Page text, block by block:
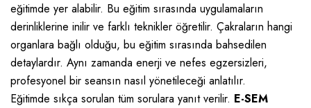
eğitimde yer alabilir. Bu eğitim sırasında uygulamaların
derinliklerine inilir ve farklı teknikler öğretilir. Çakraların hangi
organlara bağlı olduğu, bu eğitim sırasında bahsedilen
detaylardır. Aynı zamanda enerji ve nefes egzersizleri,
profesyonel bir seansın nasıl yönetileceği anlatılır.
Eğitimde sıkça sorulan tüm sorulara yanıt verilir. E-SEM